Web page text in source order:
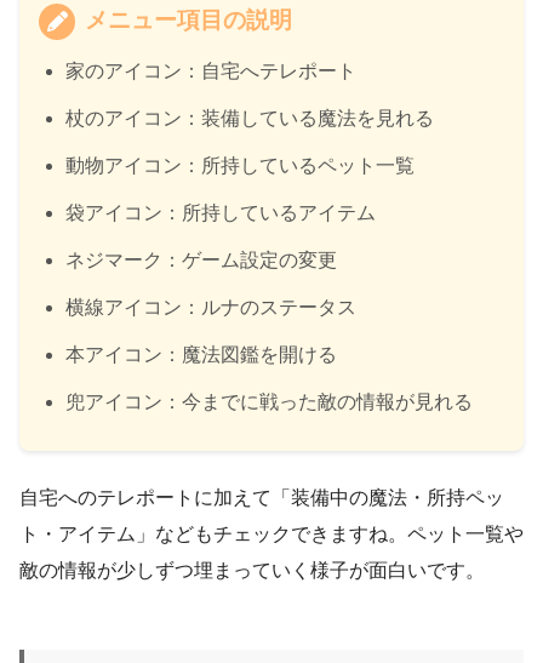
メニュー項目の説明
家のアイコン：自宅へテレポート
杖のアイコン：装備している魔法を見れる
動物アイコン：所持しているペット一覧
袋アイコン：所持しているアイテム
ネジマーク：ゲーム設定の変更
横線アイコン：ルナのステータス
本アイコン：魔法図鑑を開ける
兜アイコン：今までに戦った敵の情報が見れる
自宅へのテレポートに加えて「装備中の魔法・所持ペッ
ト・アイテム」などもチェックできますね。ペット一覧や
敵の情報が少しずつ埋まっていく様子が面白いです。